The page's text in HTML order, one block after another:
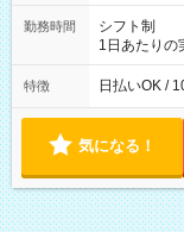
勤務時間
シフト制
1日あたりの
特徴 日払いOK /
気になる！